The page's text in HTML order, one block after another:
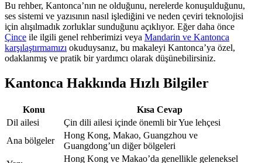
Bu rehber, Kantonca’nın ne olduğunu, nerelerde konuşulduğunu,
ses sistemi ve yazısının nasıl işlediğini ve neden çeviri teknolojisi
için alışılmadık zorluklar sunduğunu açıklıyor. Eğer daha önce
Çince ile ilgili genel rehberimizi veya Mandarin ve Kantonca
karşılaştırmamızı okuduysanız, bu makaleyi Kantonca’ya özel,
odaklanmış ve pratik bir yardımcı olarak düşünebilirsiniz.
Kantonca Hakkında Hızlı Bilgiler
Konu
Kısa Cevap
Dil ailesi
Çin dili ailesi içinde önemli bir Yue lehçesi
Ana bölgeler
Hong Kong, Makao, Guangzhou ve
Guangdong’un diğer bölgeleri
Hong Kong ve Makao’da genellikle geleneksel